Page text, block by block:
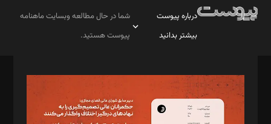
درباره پیوست
بیشتر بدانید
شما در حال مطالعه وبسایت ماهنامه
پیوست هستید.
مدیر مسئول: محمدباقر اثنی‌عشری
سردبیر: مهرک محمودی
دبیر تحریریه: میثم قاسمی